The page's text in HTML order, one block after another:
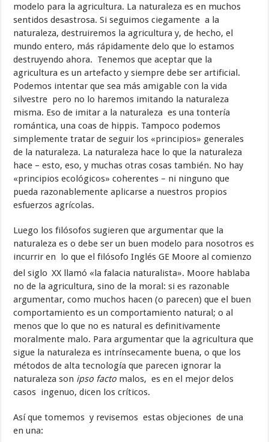
modelo para la agricultura. La naturaleza es en muchos
sentidos desastrosa. Si seguimos ciegamente a la
naturaleza, destruiremos la agricultura y, de hecho, el
mundo entero, más rápidamente delo que lo estamos
destruyendo ahora. Tenemos que aceptar que la
agricultura es un artefacto y siempre debe ser artificial.
Podemos intentar que sea más amigable con la vida
silvestre pero no lo haremos imitando la naturaleza
misma. Eso de imitar a la naturaleza es una tontería
romántica, una coas de hippis. Tampoco podemos
simplemente tratar de seguir los «principios» generales
de la naturaleza. La naturaleza hace lo que la naturaleza
hace – esto, eso, y muchas otras cosas también. No hay
«principios ecológicos» coherentes – ni ninguno que
pueda razonablemente aplicarse a nuestros propios
esfuerzos agrícolas.
Luego los filósofos sugieren que argumentar que la
naturaleza es o debe ser un buen modelo para nosotros es
incurrir en lo que el filósofo Inglés GE Moore al comienzo
del siglo XX llamó «la falacia naturalista». Moore hablaba
no de la agricultura, sino de la moral: si es razonable
argumentar, como muchos hacen (o parecen) que el buen
comportamiento es un comportamiento natural; o al
menos que lo que no es natural es definitivamente
moralmente malo. Para argumentar que la agricultura que
sigue la naturaleza es intrínsecamente buena, o que los
métodos de alta tecnología que parecen ignorar la
naturaleza son ipso facto malos, es en el mejor delos
casos ingenuo, dicen los críticos.
Así que tomemos y revisemos estas objeciones de una
en una: